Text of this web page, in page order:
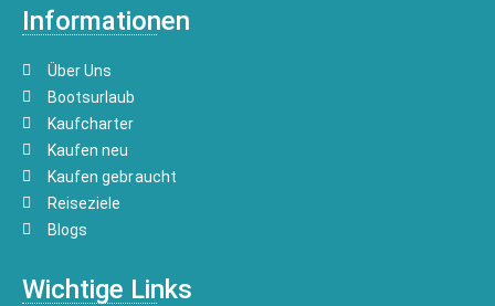
Informationen
Über Uns
Bootsurlaub
Kaufcharter
Kaufen neu
Kaufen gebraucht
Reiseziele
Blogs
Wichtige Links